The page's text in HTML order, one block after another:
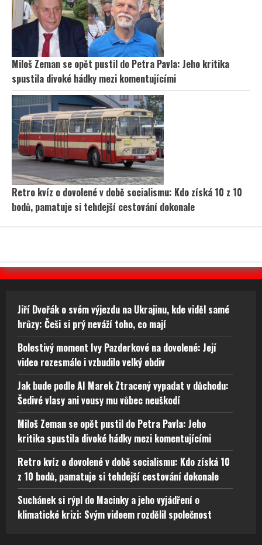
Miloš Zeman se opět pustil do Petra Pavla: Jeho kritika
spustila divoké hádky mezi komentujícími
Retro kvíz o dovolené v době socialismu: Kdo získá 10 z 10
bodů, pamatuje si tehdejší cestování dokonale
Jiří Dvořák o svém výjezdu na Ukrajinu, kde viděl samé
hrůzy: Češi si prý neváží toho, co mají
Bolestivý moment Ivy Pazderkové na dovolené: Její
video rozesmálo i vzbudilo velký obdiv
Jak bude podle AI Marek Ztracený vypadat v důchodu:
Šedivé vlasy ani vousy mu vůbec neuškodí
Miloš Zeman se opět pustil do Petra Pavla: Jeho
kritika spustila divoké hádky mezi komentujícími
Retro kvíz o dovolené v době socialismu: Kdo získá 10
z 10 bodů, pamatuje si tehdejší cestování dokonale
Suchánek si rýpl do Macinky a jeho vyjádření o
klimatické krizi: Svým videem rozdělil společnost